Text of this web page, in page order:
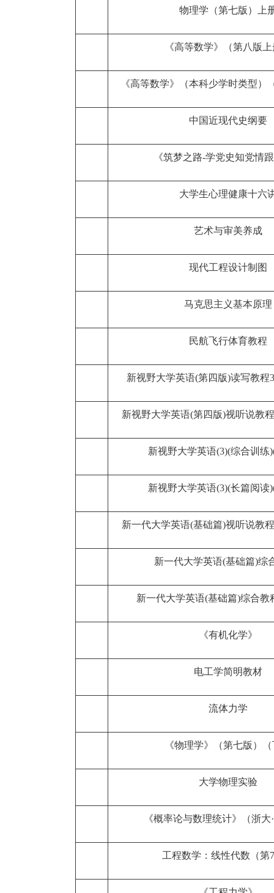
物理学（第七版）上
《高等数学》（第八版
《高等数学》（本科少学时类型）
中国近现代史纲要
《筑梦之路-学党史知党情
大学生心理健康十六
艺术与审美养成
现代工程设计制图
马克思主义基本原理
民航飞行体育教程
新视野大学英语(第四版)读写教程
新视野大学英语(第四版)视听说教
新视野大学英语(3)(综合训练
新视野大学英语(3)(长篇阅读
新一代大学英语(基础篇)视听说教
新一代大学英语(基础篇)综
新一代大学英语(基础篇)综合教
《有机化学》
电工学简明教材
流体力学
《物理学》（第七版）
大学物理实验
《概率论与数理统计》（浙大
工程数学：线性代数（第